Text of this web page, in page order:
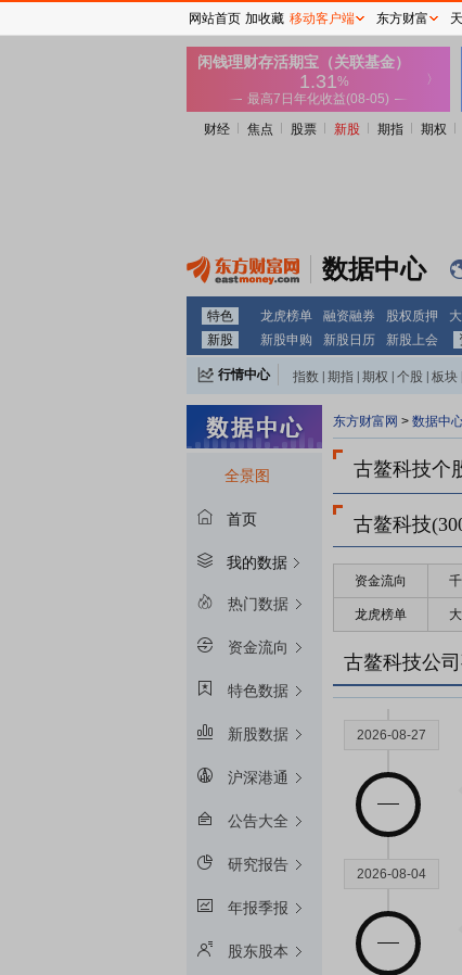
财经 焦点 股票 新股 期指 期权
数据中心
特色 龙虎榜单 融资融券 股权质押
新股
新股申购 新股日历 新股上会
行情中心 指数 期指 期权 个股 板块
全景图
首页
我的数据
热门数据
资金流向
特色数据
新股数据
沪深港通
公告大全
研究报告
年报季报
股东股本
东方财富网 > 数据中
古鳌科技个
古鳌科技
资金流向
龙虎榜单
古鳌科技公
2026-08-27
2026-08-04
网站首页 加收藏 移动客户端 东方财富